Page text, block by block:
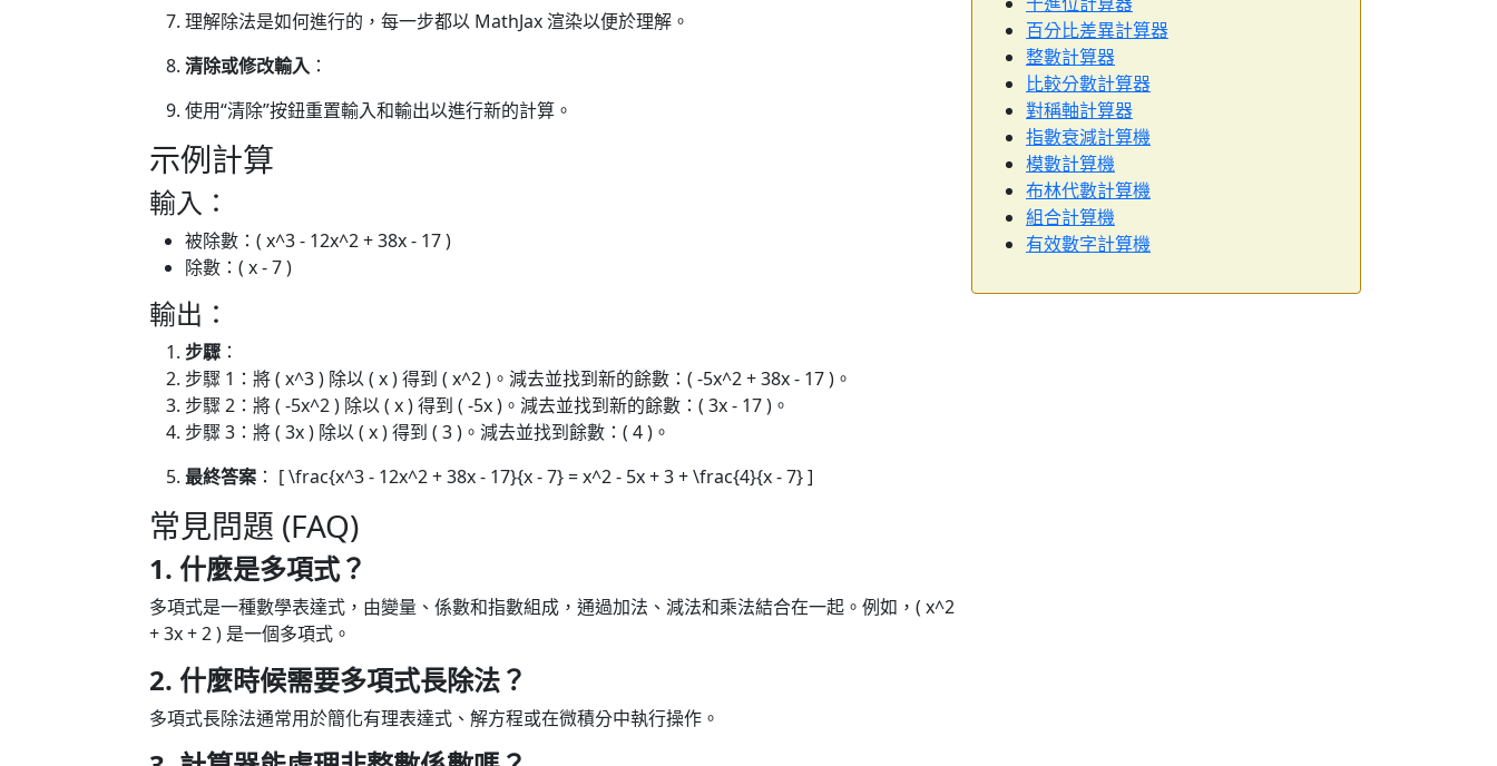
理解除法是如何進行的，每一步都以 MathJax 渲染以便於理解。
清除或修改輸入 ：
使用“清除”按鈕重置輸入和輸出以進行新的計算。
示例計算
輸入：
被除數：( x^3 - 12x^2 + 38x - 17 )
除數：( x - 7 )
輸出：
步驟 ：
步驟 1：將 ( x^3 ) 除以 ( x ) 得到 ( x^2 )。減去並找到新的餘數：( -5x^2 + 38x - 17 )。
步驟 2：將 ( -5x^2 ) 除以 ( x ) 得到 ( -5x )。減去並找到新的餘數：( 3x - 17 )。
步驟 3：將 ( 3x ) 除以 ( x ) 得到 ( 3 )。減去並找到餘數：( 4 )。
最終答案 ： [ \frac{x^3 - 12x^2 + 38x - 17}{x - 7} = x^2 - 5x + 3 + \frac{4}{x - 7} ]
常見問題 (FAQ)
1. 什麼是多項式？
多項式是一種數學表達式，由變量、係數和指數組成，通過加法、減法和乘法結合在一起。例如，( x^2
+ 3x + 2 ) 是一個多項式。
2. 什麼時候需要多項式長除法？
多項式長除法通常用於簡化有理表達式、解方程或在微積分中執行操作。
百分比差異計算器
整數計算器
比較分數計算器
對稱軸計算器
指數衰減計算機
模數計算機
布林代數計算機
組合計算機
有效數字計算機